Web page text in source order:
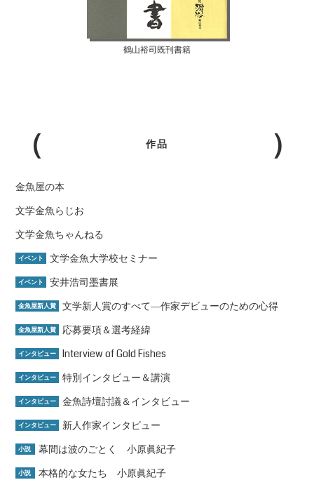
鶴山裕司既刊書籍
作品
金魚屋の本
文学金魚らじお
文学金魚ちゃんねる
イベント 文学金魚大学校セミナー
イベント 安井浩司墨書展
金魚屋新人賞 文学新人賞のすべて―作家デビューのための心得
金魚屋新人賞 応募要項＆選考経緯
インタビュー Interview of Gold Fishes
インタビュー 特別インタビュー＆講演
インタビュー 金魚詩壇討議＆インタビュー
インタビュー 新人作家インタビュー
小説 幕間は波のごとく 小原眞紀子
小説 本格的な女たち 小原眞紀子